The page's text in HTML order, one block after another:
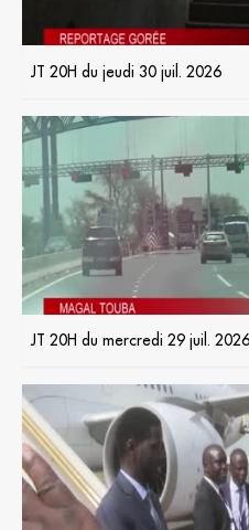
JT 20H du jeudi 30 juil. 2026
JT 20H du mercredi 29 juil. 2026